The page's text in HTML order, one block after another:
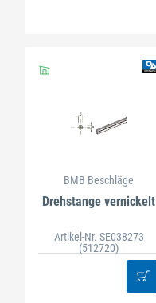
BMB Beschläge
Drehstange vernickelt
Artikel-Nr. SE038273
(512720)